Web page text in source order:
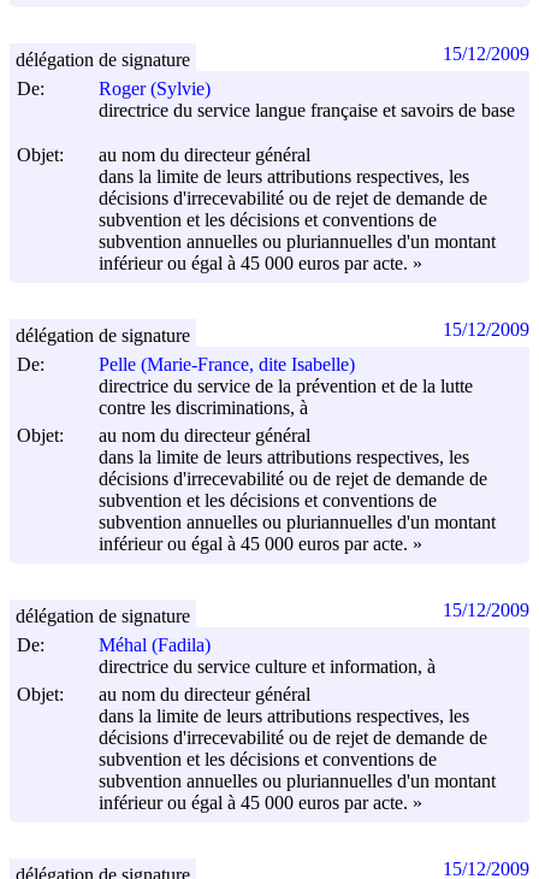
De:
Roger (Sylvie)
directrice du service langue française et savoirs de base
Objet:
au nom du directeur général
dans la limite de leurs attributions respectives, les
décisions d'irrecevabilité ou de rejet de demande de
subvention et les décisions et conventions de
subvention annuelles ou pluriannuelles d'un montant
inférieur ou égal à 45 000 euros par acte. »
délégation de signature 15/12/2009
De:
Pelle (Marie-France, dite Isabelle)
directrice du service de la prévention et de la lutte
contre les discriminations, à
Objet:
au nom du directeur général
dans la limite de leurs attributions respectives, les
décisions d'irrecevabilité ou de rejet de demande de
subvention et les décisions et conventions de
subvention annuelles ou pluriannuelles d'un montant
inférieur ou égal à 45 000 euros par acte. »
délégation de signature 15/12/2009
De:
Méhal (Fadila)
directrice du service culture et information, à
Objet:
au nom du directeur général
dans la limite de leurs attributions respectives, les
décisions d'irrecevabilité ou de rejet de demande de
subvention et les décisions et conventions de
subvention annuelles ou pluriannuelles d'un montant
inférieur ou égal à 45 000 euros par acte. »
délégation de signature 15/12/2009
délégation de signature 15/12/2009